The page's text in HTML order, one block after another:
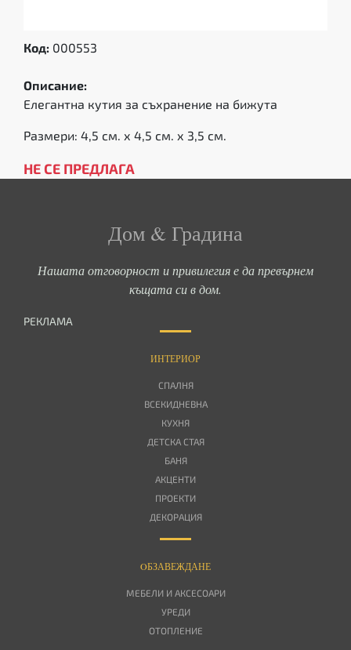
Код: 000553
Описание:
Елегантна кутия за съхранение на бижута
Размери: 4,5 см. х 4,5 см. х 3,5 см.
НЕ СЕ ПРЕДЛАГА
Дом & Градина
Нашата отговорност и привилегия е да превърнем
къщата си в дом.
РЕКЛАМА
ИНТЕРИОР
СПАЛНЯ
ВСЕКИДНЕВНА
КУХНЯ
ДЕТСКА СТАЯ
БАНЯ
АКЦЕНТИ
ПРОЕКТИ
ДЕКОРАЦИЯ
OБЗАВЕЖДАНЕ
МЕБЕЛИ И АКСЕСОАРИ
УРЕДИ
ОТОПЛЕНИЕ